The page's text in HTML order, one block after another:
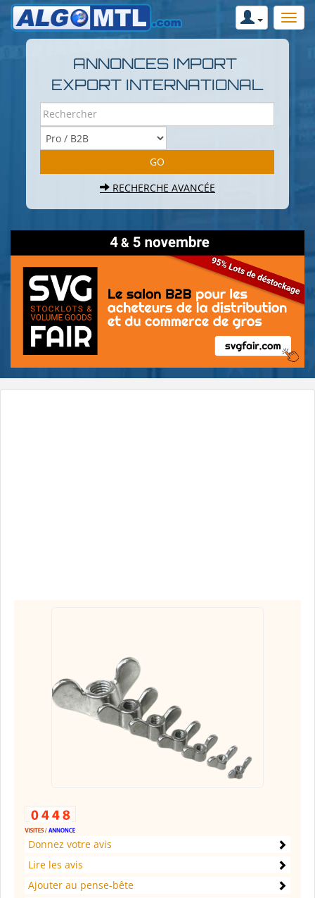
ANNONCES IMPORT
EXPORT INTERNATIONAL
RECHERCHE AVANCÉE
Donnez votre avis
Lire les avis
Ajouter au pense-bête